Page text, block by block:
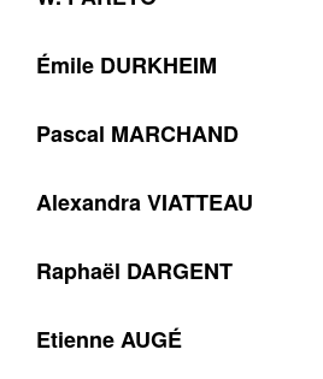
Émile DURKHEIM
Pascal MARCHAND
Alexandra VIATTEAU
Raphaël DARGENT
Etienne AUGÉ